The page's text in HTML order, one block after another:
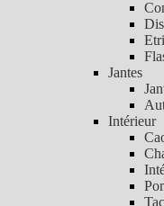
Jantes
Intérieur